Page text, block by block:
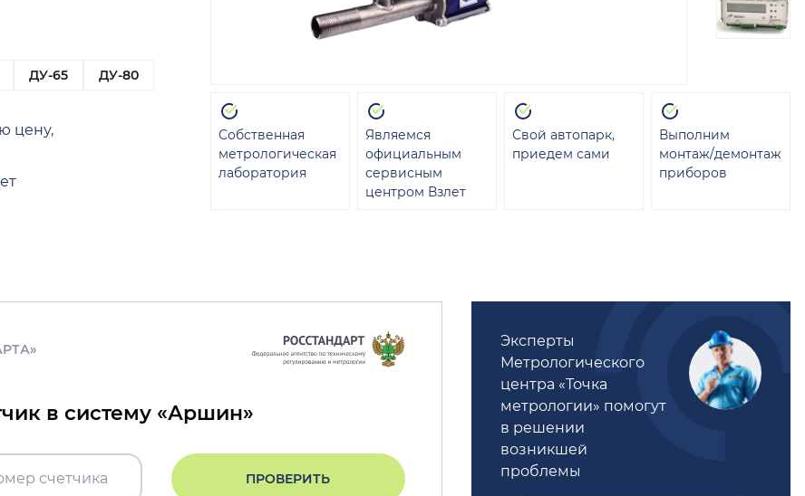
ДУ-65
ДУ-80
цену,
Собственная
метрологическая
лаборатория
Являемся
официальным
сервисным
центром Взлет
Свой автопарк,
приедем сами
Выполним
монтаж/демонтаж
приборов
в систему «Аршин»
ПРОВЕРИТЬ
Эксперты
Метрологического
центра «Точка
метрологии» помогут
в решении
возникшей
проблемы